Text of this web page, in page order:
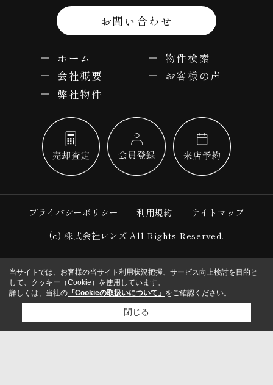
お問い合わせ
ホーム
物件検索
会社概要
お客様の声
弊社物件
プライバシーポリシー 利用規約
サイトマップ
(c) 株式会社レンズ All Rights Reserved.
当サイトでは、お客様の当サイト利用状況把握、サービス向上検討を目的と
して、クッキー（Cookie）を使用しています。
詳しくは、当社の 「Cookieの取扱いについて」 をご確認ください。
閉じる